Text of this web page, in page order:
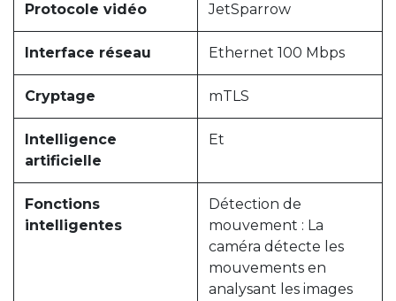
Protocole vidéo JetSparrow
Interface réseau Ethernet 100 Mbps
Cryptage mTLS
Intelligence
artificielle
Et
Fonctions
intelligentes
Détection de
mouvement : La
caméra détecte les
mouvements en
analysant les images